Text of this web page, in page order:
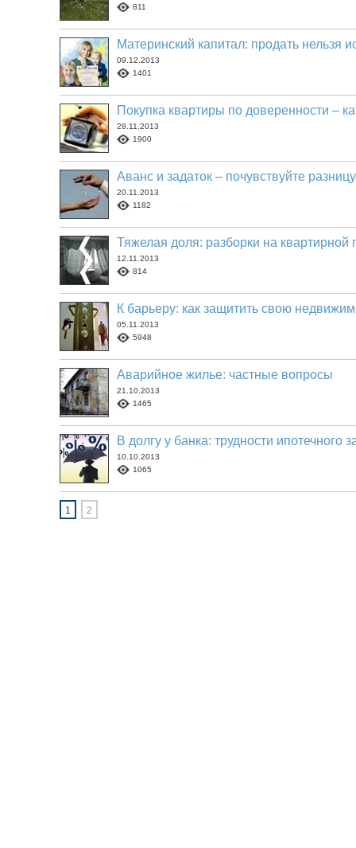
811
Материнский капитал: продать нельзя
09.12.2013
1401
Покупка квартиры по доверенности –
28.11.2013
1900
Аванс и задаток – почувствуйте разницу
20.11.2013
1182
Тяжелая доля: разборки на квартирной
12.11.2013
814
К барьеру: как защитить свою
05.11.2013
5948
Аварийное жилье: частные вопросы
21.10.2013
1465
В долгу у банка: трудности ипотечного
10.10.2013
1065
1 2